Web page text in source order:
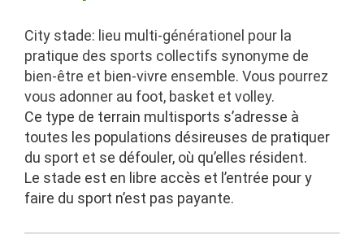
City stade: lieu multi-générationel pour la
pratique des sports collectifs synonyme de
bien-être et bien-vivre ensemble. Vous pourrez
vous adonner au foot, basket et volley.
Ce type de terrain multisports s’adresse à
toutes les populations désireuses de pratiquer
du sport et se défouler, où qu’elles résident.
Le stade est en libre accès et l’entrée pour y
faire du sport n’est pas payante.